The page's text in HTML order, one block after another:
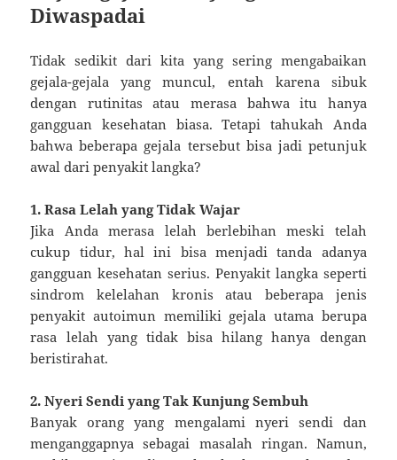
Diwaspadai
Tidak sedikit dari kita yang sering mengabaikan
gejala-gejala yang muncul, entah karena sibuk
dengan rutinitas atau merasa bahwa itu hanya
gangguan kesehatan biasa. Tetapi tahukah Anda
bahwa beberapa gejala tersebut bisa jadi petunjuk
awal dari penyakit langka?
1. Rasa Lelah yang Tidak Wajar
Jika Anda merasa lelah berlebihan meski telah
cukup tidur, hal ini bisa menjadi tanda adanya
gangguan kesehatan serius. Penyakit langka seperti
sindrom kelelahan kronis atau beberapa jenis
penyakit autoimun memiliki gejala utama berupa
rasa lelah yang tidak bisa hilang hanya dengan
beristirahat.
2. Nyeri Sendi yang Tak Kunjung Sembuh
Banyak orang yang mengalami nyeri sendi dan
menganggapnya sebagai masalah ringan. Namun,